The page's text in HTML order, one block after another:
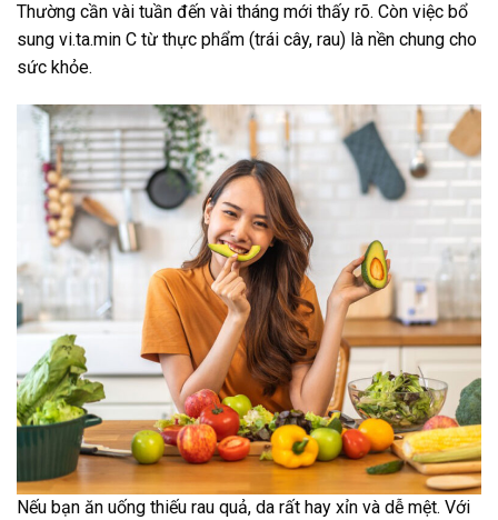
Thường cần vài tuần đến vài tháng mới thấy rõ. Còn việc bổ
sung vi.ta.min C từ thực phẩm (trái cây, rau) là nền chung cho
sức khỏe.
Nếu bạn ăn uống thiếu rau quả, da rất hay xỉn và dễ mệt. Với